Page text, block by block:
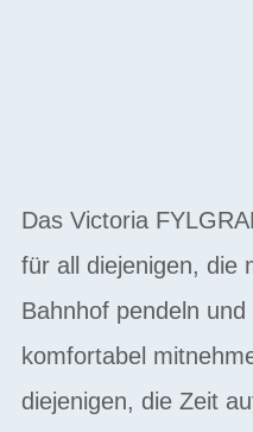
Das Victoria
für all diejenigen, die
Bahnhof pendeln
komfortabel
diejenigen, die Zeit